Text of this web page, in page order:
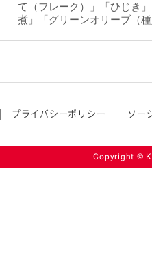
て（フレーク）
」「 ひじき
煮 」「 グリーンオリーブ（
プライバシーポリシー ソー
Copyright ©